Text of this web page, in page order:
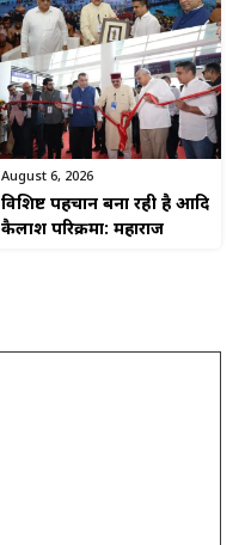
August 6, 2026
विशिष्ट पहचान बना रही है आदि
कैलाश परिक्रमा: महाराज